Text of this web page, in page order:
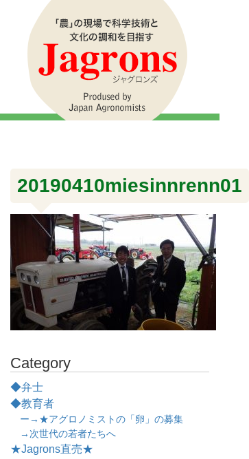
20190410miesinnrenn01
Category
◆弁士
◆教育者
ー→★アグロノミストの「卵」の募集
→次世代の若者たちへ
★Jagrons直売★